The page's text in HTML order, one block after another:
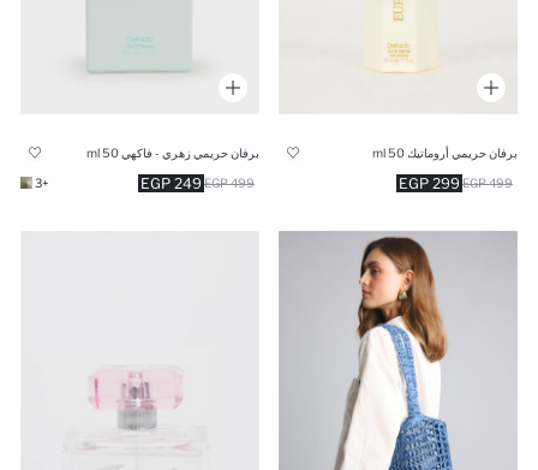
برفان حريمي أروماتيك 50 ml
299 EGP 499 EGP
برفان حريمي زهري - فاكهي 50 ml
249 EGP 499 EGP
+3